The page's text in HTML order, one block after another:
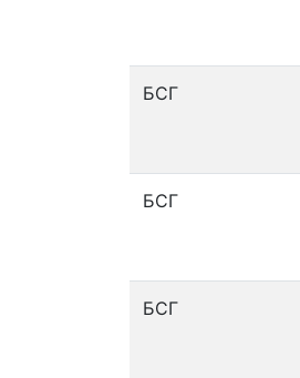
БСГ
БСГ
БСГ